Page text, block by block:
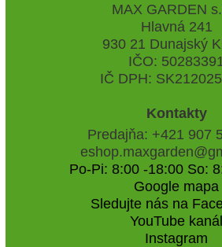
MAX GARDEN
Hlavná 241
930 21 Dunajský
IČO:
IČ DPH:
Kontakty
Predajňa: +421 907
Po-Pi: 8:00 -18:00 So:
Google mapa
Sledujte nás na
YouTube kanál
Instagram